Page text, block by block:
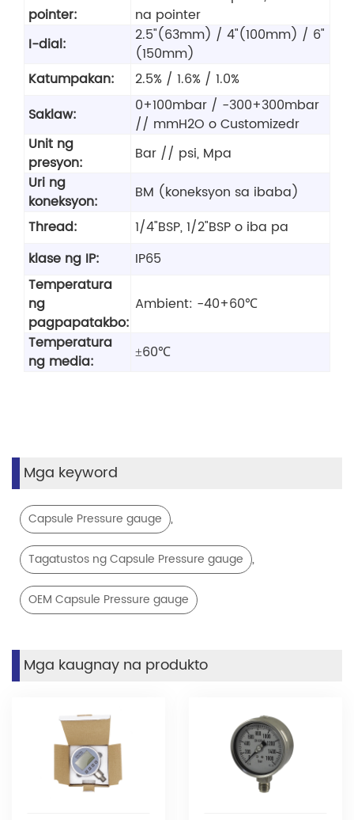
pointer:
na pointer
I-dial:
2.5"(63mm) / 4"(100mm) / 6"
(150mm)
Katumpakan:
2.5% / 1.6% / 1.0%
Saklaw:
0+100mbar / -300+300mbar
// mmH2O o Customizedr
Unit ng
presyon:
Bar // psi, Mpa
Uri ng
koneksyon:
BM (koneksyon sa ibaba)
Thread:
1/4"BSP, 1/2"BSP o iba pa
klase ng IP:
IP65
Temperatura
ng
pagpapatakbo:
Ambient: -40+60℃
Temperatura
ng media:
±60℃
Mga keyword
Capsule Pressure gauge ,
Tagatustos ng Capsule Pressure gauge ,
OEM Capsule Pressure gauge
Mga kaugnay na produkto